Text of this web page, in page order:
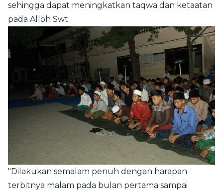
sehingga dapat meningkatkan taqwa dan ketaatan
pada Alloh Swt.
"Dilakukan semalam penuh dengan harapan
terbitnya malam pada bulan pertama sampai